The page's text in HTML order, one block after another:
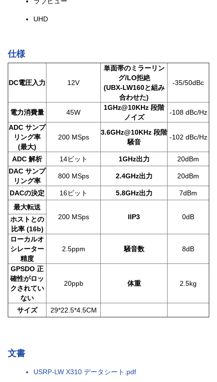
UHD
仕様
DC電圧入力 12V
単面帯のミラーリン
グ/LO拒絶
(UBX-LW160と組み
合わせた)
-35/50dBc
電力消費量 45W
1GHz@10KHz 段階
ノイズ
-108 dBc/Hz
ADC サンプ
リング率
(最大)
200 MSps
3.6GHz@10KHz 段階
騒音
-102 dBc/Hz
ADC 解析 14ビット 1GHz出力
20dBm
DAC サンプ
リング率
800 MSps 2.4GHz出力 20dBm
DACの決定 16ビット 5.8GHz出力
7dBm
最大転送
200 MSps
IIP3 0dB
ホストとの
比率 (16b)
ローカルオ
シレーター
精度
2.5ppm 騒音数 8dB
GPSDO 正
確性がロッ
クされてい
ない
20ppb 体重 2.5kg
サイズ 29*22.5*4.5CM
文書
USRP-LW X310 データシート.pdf